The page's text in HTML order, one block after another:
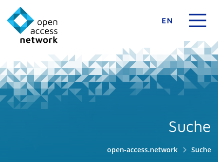
EN
Suche
open-access.network Suche